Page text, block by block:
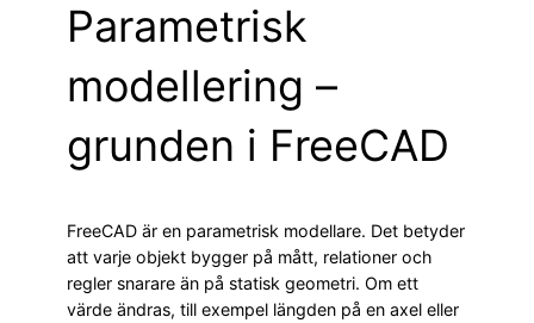
Parametrisk
modellering –
grunden i FreeCAD
FreeCAD är en parametrisk modellare. Det betyder
att varje objekt bygger på mått, relationer och
regler snarare än på statisk geometri. Om ett
värde ändras, till exempel längden på en axel eller